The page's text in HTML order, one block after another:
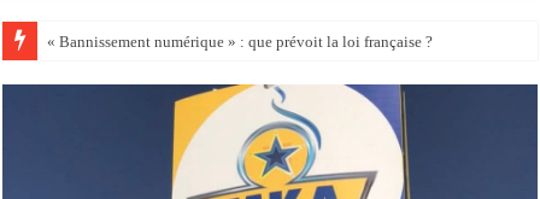
Happy City Index 2026 : aucune ville africaine parmi les 200 premières